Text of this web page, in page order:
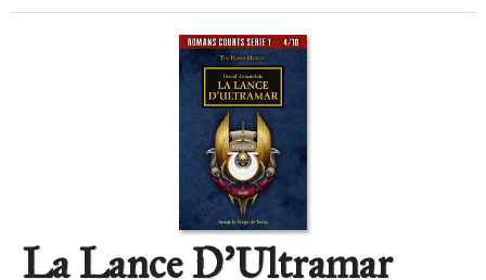
La Lance D'Ultramar